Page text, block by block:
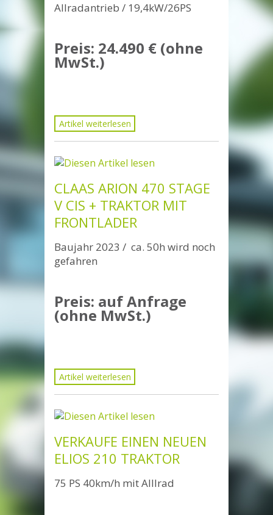
Allradantrieb / 19,4kW/26PS
Preis: 24.490 € (ohne
MwSt.)
Artikel weiterlesen
CLAAS ARION 470 STAGE
V CIS + TRAKTOR MIT
FRONTLADER
Baujahr 2023 / ca. 50h wird noch
gefahren
Preis: auf Anfrage
(ohne MwSt.)
Artikel weiterlesen
VERKAUFE EINEN NEUEN
ELIOS 210 TRAKTOR
75 PS 40km/h mit Alllrad